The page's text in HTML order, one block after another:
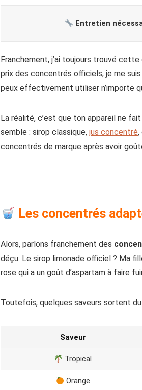
Entretien
Franchement, j’ai toujours trouvé
prix des concentrés officiels, je me
peux effectivement utiliser n’importe
La réalité, c’est que ton appareil ne fait
semble : sirop classique, jus concentré,
concentrés de marque après avoir
Les concentrés
Alors, parlons franchement des
déçu. Le sirop limonade officiel ? Ma
rose qui a un goût d’aspartam à faire
Toutefois, quelques saveurs sortent
Saveur
Tropical
Orange